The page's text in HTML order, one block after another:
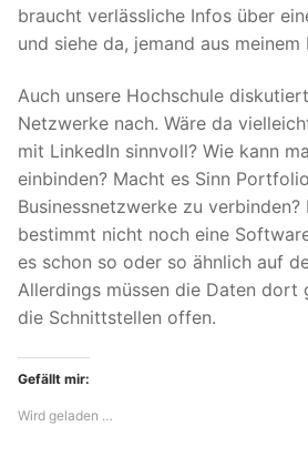
braucht verlässliche Infos über
und siehe da, jemand aus
Auch unsere Hochschule
Netzwerke nach. Wäre da
mit LinkedIn sinnvoll? Wie kann
einbinden? Macht es Sinn
Businessnetzwerke zu
bestimmt nicht noch eine
es schon so oder so ähnlich auf
Allerdings müssen die Daten dort
die Schnittstellen offen.
Gefällt mir:
Wird geladen …